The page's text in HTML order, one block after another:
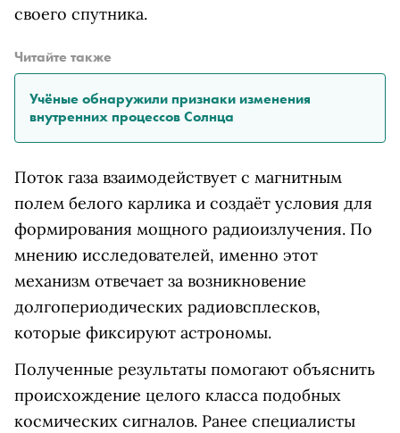
своего спутника.
Читайте также
Учёные обнаружили признаки изменения
внутренних процессов Солнца
Поток газа взаимодействует с магнитным
полем белого карлика и создаёт условия для
формирования мощного радиоизлучения. По
мнению исследователей, именно этот
механизм отвечает за возникновение
долгопериодических радиовсплесков,
которые фиксируют астрономы.
Полученные результаты помогают объяснить
происхождение целого класса подобных
космических сигналов. Ранее специалисты